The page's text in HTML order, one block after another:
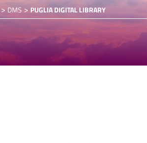
>DMS > PUGLIA DIGITAL LIBRARY